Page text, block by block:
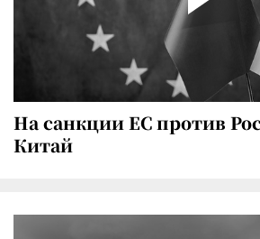
На санкции ЕС против
Китай